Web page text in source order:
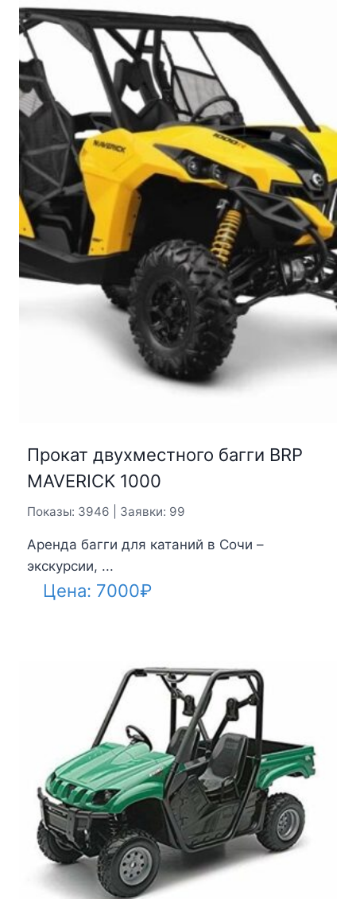
Прокат двухместного багги BRP
MAVERICK 1000
Показы: 3946 | Заявки: 99
Аренда багги для катаний в Сочи –
экскурсии, ...
Цена: 7000₽